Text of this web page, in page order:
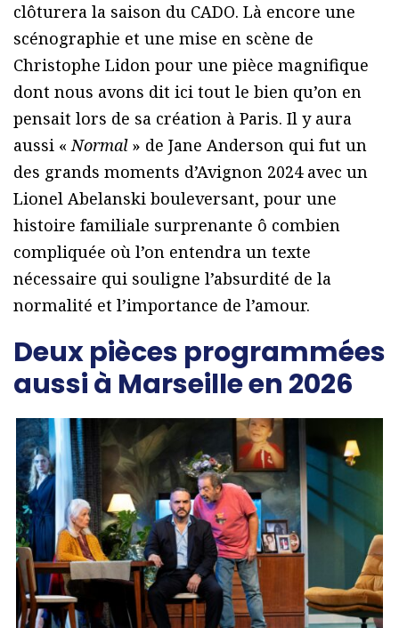
clôturera la saison du CADO. Là encore une
scénographie et une mise en scène de
Christophe Lidon pour une pièce magnifique
dont nous avons dit ici tout le bien qu’on en
pensait lors de sa création à Paris. Il y aura
aussi « Normal » de Jane Anderson qui fut un
des grands moments d’Avignon 2024 avec un
Lionel Abelanski bouleversant, pour une
histoire familiale surprenante ô combien
compliquée où l’on entendra un texte
nécessaire qui souligne l’absurdité de la
normalité et l’importance de l’amour.
Deux pièces programmées
aussi à Marseille en 2026